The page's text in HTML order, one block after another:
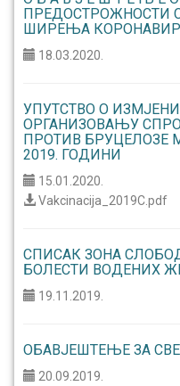
ПРЕДОСТРОЖНОСТИ
ШИРЕЊА
18.03.2020.
УПУТСТВО О
ОРГАНИЗОВАЊУ
ПРОТИВ БРУЦЕЛОЗЕ
2019. ГОДИНИ
15.01.2020.
Vakcinacija_2019C.pdf
СПИСАК ЗОНА
БОЛЕСТИ ВОДЕНИХ
19.11.2019.
ОБАВЈЕШТЕЊЕ ЗА
20.09.2019.